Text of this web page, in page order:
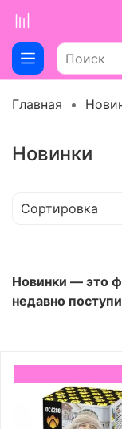
Главная
Новинки
Новинки — это
недавно